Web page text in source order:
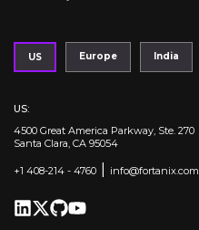
US Europe India
US:
4500 Great America Parkway, Ste. 270
Santa Clara, CA 95054
+1 408-214 - 4760 info@fortanix.com